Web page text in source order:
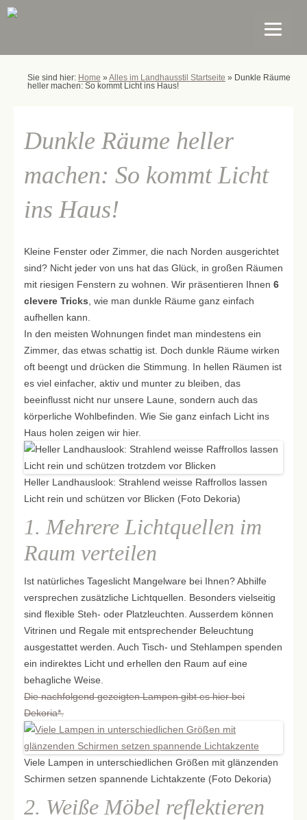
Sie sind hier: Home » Alles im Landhausstil Startseite » Dunkle Räume
heller machen: So kommt Licht ins Haus!
Dunkle Räume heller
machen: So kommt Licht
ins Haus!
Kleine Fenster oder Zimmer, die nach Norden ausgerichtet
sind? Nicht jeder von uns hat das Glück, in großen Räumen
mit riesigen Fenstern zu wohnen. Wir präsentieren Ihnen 6
clevere Tricks , wie man dunkle Räume ganz einfach
aufhellen kann.
In den meisten Wohnungen findet man mindestens ein
Zimmer, das etwas schattig ist. Doch dunkle Räume wirken
oft beengt und drücken die Stimmung. In hellen Räumen ist
es viel einfacher, aktiv und munter zu bleiben, das
beeinflusst nicht nur unsere Laune, sondern auch das
körperliche Wohlbefinden. Wie Sie ganz einfach Licht ins
Haus holen zeigen wir hier.
Heller Landhauslook: Strahlend weisse Raffrollos lassen
Licht rein und schützen vor Blicken (Foto Dekoria)
1. Mehrere Lichtquellen im
Raum verteilen
Ist natürliches Tageslicht Mangelware bei Ihnen? Abhilfe
versprechen zusätzliche Lichtquellen. Besonders vielseitig
sind flexible Steh- oder Platzleuchten. Ausserdem können
Vitrinen und Regale mit entsprechender Beleuchtung
ausgestattet werden. Auch Tisch- und Stehlampen spenden
ein indirektes Licht und erhellen den Raum auf eine
behagliche Weise.
Die nachfolgend gezeigten Lampen gibt es hier bei
Dekoria*.
Viele Lampen in unterschiedlichen Größen mit glänzenden
Schirmen setzen spannende Lichtakzente (Foto Dekoria)
2. Weiße Möbel reflektieren